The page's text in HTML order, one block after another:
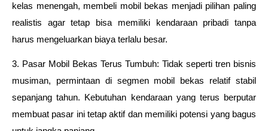
kelas menengah, membeli mobil bekas menjadi pilihan paling
realistis agar tetap bisa memiliki kendaraan pribadi tanpa
harus mengeluarkan biaya terlalu besar.
3. Pasar Mobil Bekas Terus Tumbuh: Tidak seperti tren bisnis
musiman, permintaan di segmen mobil bekas relatif stabil
sepanjang tahun. Kebutuhan kendaraan yang terus berputar
membuat pasar ini tetap aktif dan memiliki potensi yang bagus